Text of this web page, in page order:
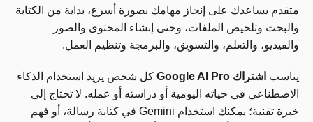
متقدم يساعدك على إنجاز مهامك بصورة أسرع، بداية من الكتابة
والبحث وتلخيص الملفات، وحتى إنشاء المحتوى والصور
والفيديو، والتعلم، والتسويق، والبرمجة وتنظيم العمل.
يناسب اشتراك Google AI Pro
كل شخص يريد استخدام الذكاء
الاصطناعي في حياته اليومية أو دراسته أو عمله. لا تحتاج إلى
خبرة تقنية؛ يمكنك استخدام Gemini في كتابة رسالة، أو فهم